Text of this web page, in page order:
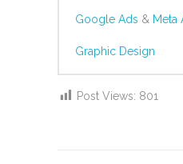
Google Ads & Meta
Graphic Design
Post Views: 801